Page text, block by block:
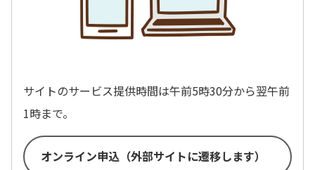
サイトのサービス提供時間は午前5時30分から翌午前
1時まで。
オンライン申込（外部サイトに遷移します）